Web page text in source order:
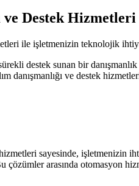
ve Destek Hizmetleri
ile işletmenizin teknolojik
destek sunan bir danışmanlık
danışmanlığı ve destek
sayesinde, işletmenizin
çözümler arasında otomasyon